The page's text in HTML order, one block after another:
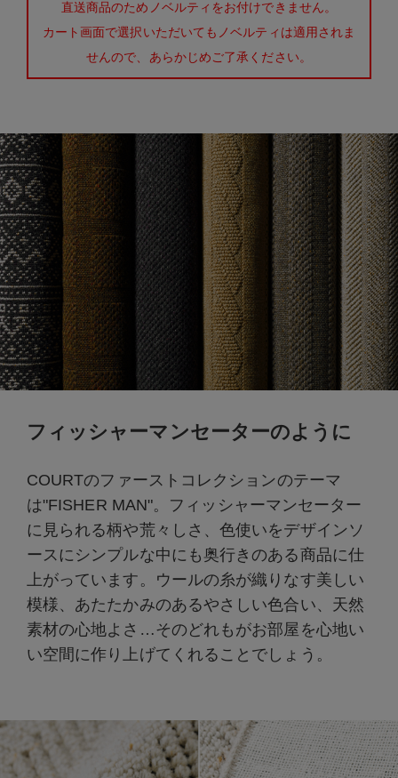
直送商品のためノベルティをお付けできません。
カート画面で選択いただいてもノベルティは適用されま
せんので、あらかじめご了承ください。
フィッシャーマンセーターのように
COURTのファーストコレクションのテーマ
は"FISHER MAN"。フィッシャーマンセーター
に見られる柄や荒々しさ、色使いをデザインソ
ースにシンプルな中にも奥行きのある商品に仕
上がっています。ウールの糸が織りなす美しい
模様、あたたかみのあるやさしい色合い、天然
素材の心地よさ…そのどれもがお部屋を心地い
い空間に作り上げてくれることでしょう。